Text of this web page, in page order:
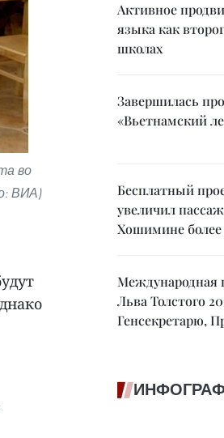
во
ВИА)
Активное
языка как
школах
Завершилась
«Вьетнамский
Бесплатный
увеличил
Хошимине более
Международная
Льва Толстого
Генсекретарю,